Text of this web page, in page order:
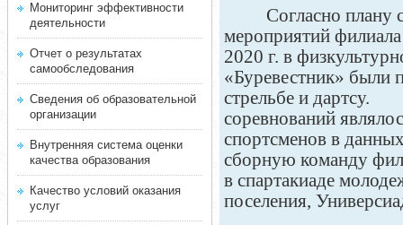
Мониторинг эффективности
деятельности
Отчет о результатах
самообследования
Сведения об образовательной
организации
Внутренняя система оценки
качества образования
Качество условий оказания
услуг
Согласно плану
мероприятий
2020 г. в
«Буревестник» были
стрельбе и дартсу.
соревнований
спортсменов в
сборную команду
в спартакиаде
поселения,